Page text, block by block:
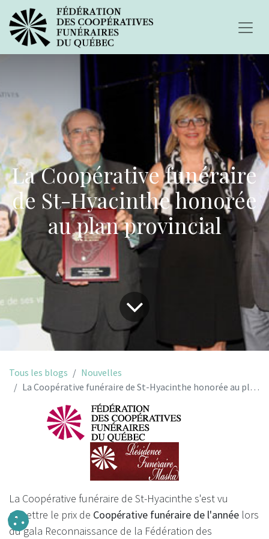
La Coopérative funéraire
de St-Hyacinthe honorée
au plan provincial
Tous les blogs
Nouvelles
La Coopérative funéraire de St-Hyacinthe honorée au plan provincial
La Coopérative funéraire de St-Hyacinthe s'est vu
remettre le prix de Coopérative funéraire de l'année lors
du gala Reconnaissance de la Fédération des